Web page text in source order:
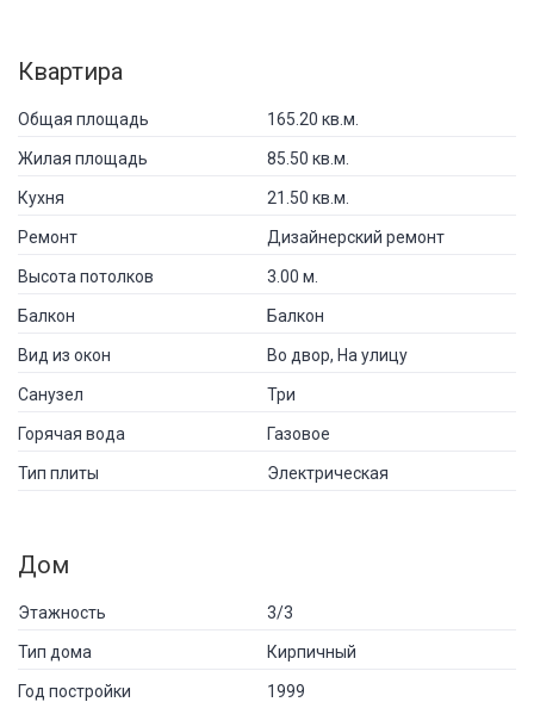
Квартира
Общая площадь 165.20 кв.м.
Жилая площадь 85.50 кв.м.
Кухня 21.50 кв.м.
Ремонт Дизайнерский ремонт
Высота потолков 3.00 м.
Балкон Балкон
Вид из окон Во двор, На улицу
Санузел Три
Горячая вода Газовое
Тип плиты Электрическая
Дом
Этажность 3/3
Тип дома Кирпичный
Год постройки 1999